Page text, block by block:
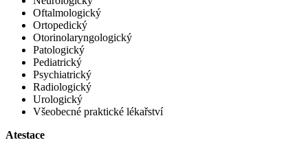
Oftalmologický
Ortopedický
Otorinolaryngologický
Patologický
Pediatrický
Psychiatrický
Radiologický
Urologický
Všeobecné praktické lékařství
Atestace